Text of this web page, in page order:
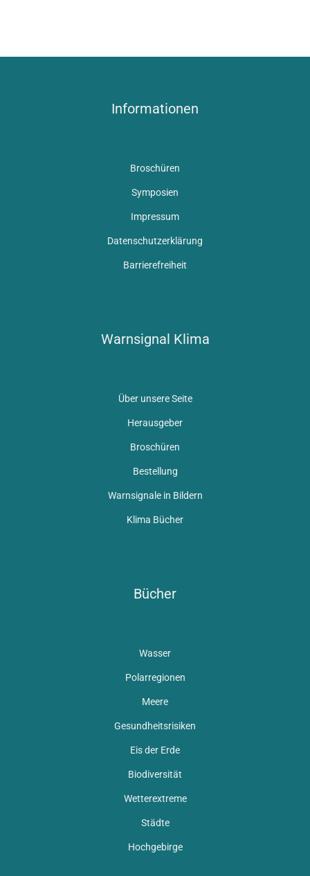
Informationen
Broschüren
Symposien
Impressum
Datenschutzerklärung
Barrierefreiheit
Warnsignal Klima
Über unsere Seite
Herausgeber
Broschüren
Bestellung
Warnsignale in Bildern
Klima Bücher
Bücher
Wasser
Polarregionen
Meere
Gesundheitsrisiken
Eis der Erde
Biodiversität
Wetterextreme
Städte
Hochgebirge